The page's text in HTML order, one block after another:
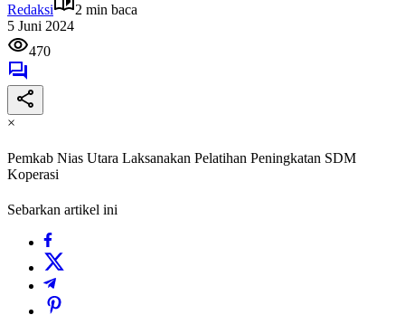
Redaksi
2 min baca
5 Juni 2024
470
×
Pemkab Nias Utara Laksanakan Pelatihan Peningkatan SDM
Koperasi
Sebarkan artikel ini